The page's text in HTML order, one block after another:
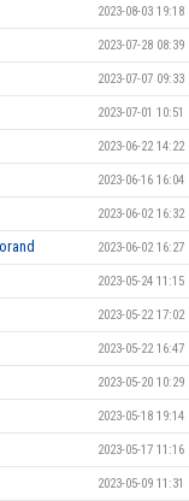
2023-08-03 19:18
2023-07-28 08:39
2023-07-07 09:33
2023-07-01 10:51
2023-06-22 14:22
2023-06-16 16:04
2023-06-02 16:32
2023-06-02 16:27
2023-05-24 11:15
2023-05-22 17:02
2023-05-22 16:47
2023-05-20 10:29
2023-05-18 19:14
2023-05-17 11:16
2023-05-09 11:31